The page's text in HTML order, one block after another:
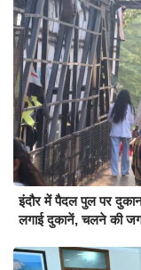
इंदौर में पैदल पुल पर
लगाई दुकानें, चलने की